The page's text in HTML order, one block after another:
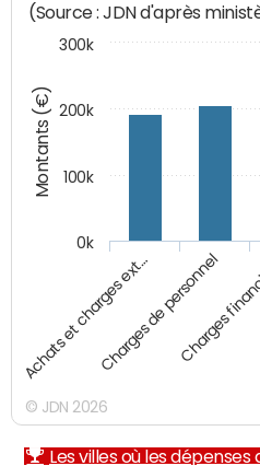
Montants (€)
(Source : JDN d'après
Achats et charges ext…Charges de personnel
Charges
0k
100k
200k
300k
© JDN 2026
Les villes où les